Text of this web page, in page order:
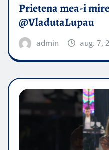
Prietena mea-i
@VladutaLupau
admin aug. 7,